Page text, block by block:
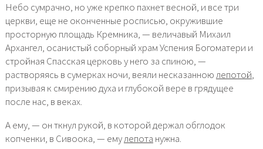
Небо сумрачно, но уже крепко пахнет весной, и все три
церкви, еще не оконченные росписью, окружившие
просторную площадь Кремника, — величавый Михаил
Архангел, осанистый соборный храм Успения Богоматери и
стройная Спасская церковь у него за спиною, —
растворяясь в сумерках ночи, веяли несказанноюлепотой,
призывая к смирению духа и глубокой вере в грядущее
после нас, в веках.
А ему, — он ткнул рукой, в которой держал обглодок
копченки, в Сивоока, — емулепота нужна.